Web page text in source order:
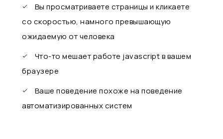
Вы просматриваете страницы и кликаете
со скоростью, намного превышающую
ожидаемую от человека
Что-то мешает работе javascript в вашем
браузере
Ваше поведение похоже на поведение
автоматизированных систем